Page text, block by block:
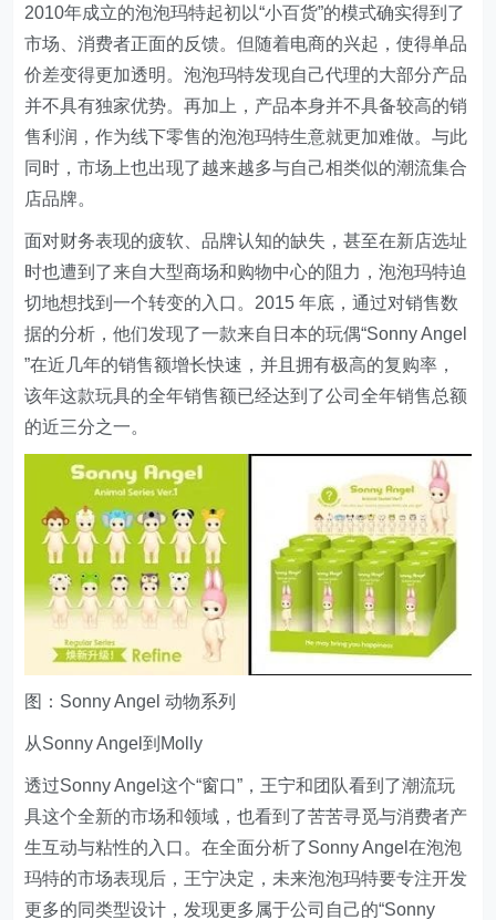
2010年成立的泡泡玛特起初以“小百货”的模式确实得到了
市场、消费者正面的反馈。但随着电商的兴起，使得单品
价差变得更加透明。泡泡玛特发现自己代理的大部分产品
并不具有独家优势。再加上，产品本身并不具备较高的销
售利润，作为线下零售的泡泡玛特生意就更加难做。与此
同时，市场上也出现了越来越多与自己相类似的潮流集合
店品牌。
面对财务表现的疲软、品牌认知的缺失，甚至在新店选址
时也遭到了来自大型商场和购物中心的阻力，泡泡玛特迫
切地想找到一个转变的入口。2015 年底，通过对销售数
据的分析，他们发现了一款来自日本的玩偶“Sonny Angel
”在近几年的销售额增长快速，并且拥有极高的复购率，
该年这款玩具的全年销售额已经达到了公司全年销售总额
的近三分之一。
图：Sonny Angel 动物系列
从Sonny Angel到Molly
透过Sonny Angel这个“窗口”，王宁和团队看到了潮流玩
具这个全新的市场和领域，也看到了苦苦寻觅与消费者产
生互动与粘性的入口。在全面分析了Sonny Angel在泡泡
玛特的市场表现后，王宁决定，未来泡泡玛特要专注开发
更多的同类型设计，发现更多属于公司自己的“Sonny